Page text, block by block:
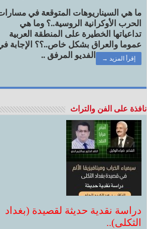
ما هي السيناريوهات المتوقعة في
الحرب الأوكرانية الروسية..؟ وما هي
تداعياتها الخطيرة على المنطقة العربية
عموما والعراق بشكل خاص..؟؟ الإجابة
الفديو المرفق ..
إقرأ المزيد →
نافذة على الفن والتراث
دراسة نقدية حديثة لقصيدة (بغداد
الثكلى)..